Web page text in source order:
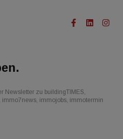
Newsletter zu buildingTIMES,
immojobs, immotermin